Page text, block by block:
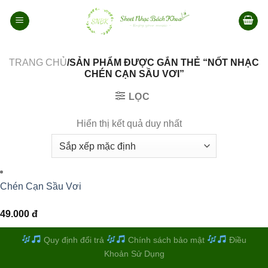
qua
TRANG CHỦ/SẢN PHẨM ĐƯỢC GẮN THẺ “NỐT NHẠC
CHÉN CẠN SẦU VƠI”
LỌC
Hiển thị kết quả duy nhất
Chén Cạn Sầu Vơi
49.000 đ
Quy định đổi trả Chính sách bảo mật
Điều
Khoản Sử Dụng